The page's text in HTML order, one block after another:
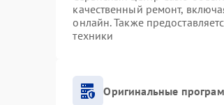
качественный ремонт,
онлайн. Также
техники
Оригинальные